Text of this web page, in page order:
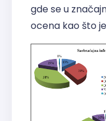
gde se u
ocena kao što